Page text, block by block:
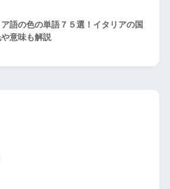
語の色の単語７５選！イタリアの国
意味も解説